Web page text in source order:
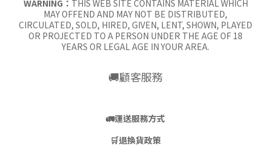
WARNING： THIS WEB SITE CONTAINS MATERIAL WHICH
MAY OFFEND AND MAY NOT BE DISTRIBUTED,
CIRCULATED, SOLD, HIRED, GIVEN, LENT, SHOWN, PLAYED
OR PROJECTED TO A PERSON UNDER THE AGE OF 18
YEARS OR LEGAL AGE IN YOUR AREA.
🚚顧客服務
🚛運送服務方式
🛒退換貨政策